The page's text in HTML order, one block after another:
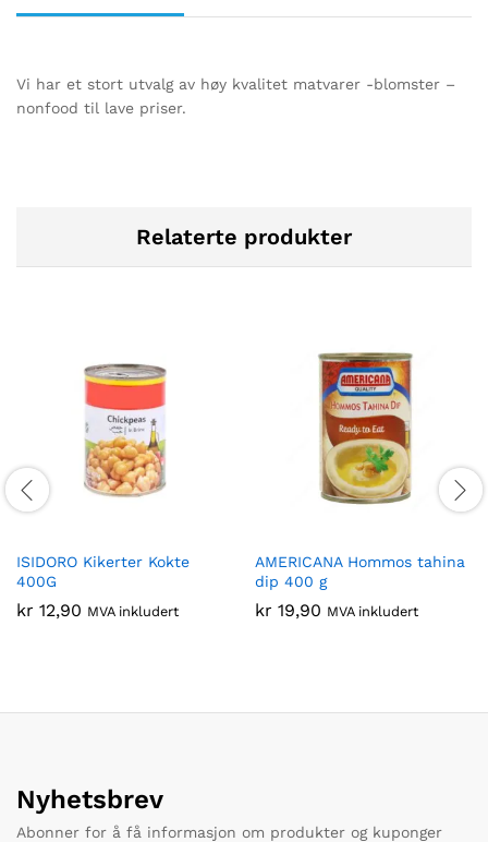
Vi har et stort utvalg av høy kvalitet matvarer -blomster –
nonfood til lave priser.
Relaterte produkter
ISIDORO Kikerter Kokte
400G
kr 12,90 MVA inkludert
AMERICANA Hommos tahina
dip 400 g
kr 19,90 MVA inkludert
Nyhetsbrev
Abonner for å få informasjon om produkter og kuponger